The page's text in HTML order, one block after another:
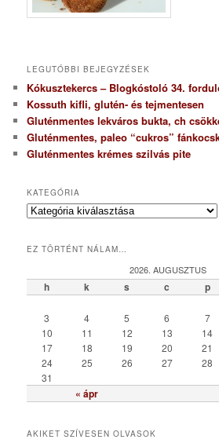
LEGUTÓBBI BEJEGYZÉSEK
Kókusztekercs – Blogkóstoló 34.
Kossuth kifli, glutén- és tejmentesen
Gluténmentes lekváros bukta, ch
Gluténmentes, paleo “cukros”
Gluténmentes krémes szilvás pite
KATEGÓRIA
K
e
r
EZ TÖRTÉNT NÁLAM…
2026. AUGUSZTUS
h k s c p
« ápr
3
4 5 6 7
10
11 12 13 14
17
18 19 20 21
24
25 26 27 28
31
AKIKET SZÍVESEN OLVASOK